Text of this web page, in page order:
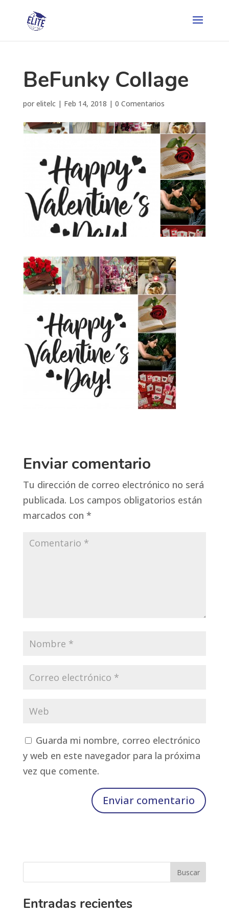
BeFunky Collage
por elitelc| Feb 14, 2018 | 0 Comentarios
Enviar comentario
Tu dirección de correo electrónico no será
publicada. Los campos obligatorios están
marcados con *
Guarda mi nombre, correo electrónico
y web en este navegador para la próxima
vez que comente.
Entradas recientes